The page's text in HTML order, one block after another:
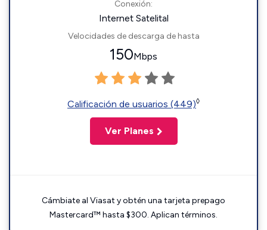
Conexión:
Internet Satelital
Velocidades de descarga de hasta
150Mbps
Calificación de usuarios (449)◊
Ver Planes
Cámbiate al Viasat y obtén una tarjeta prepago
Mastercard™ hasta $300. Aplican términos.